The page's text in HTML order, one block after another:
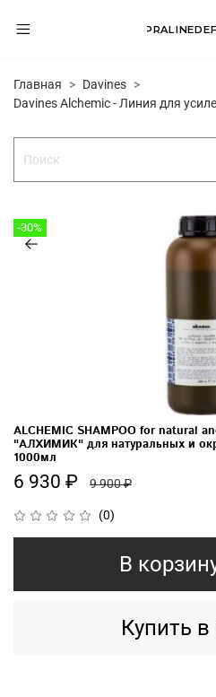
Главная
Davines
Davines Alchemic - Линия для
-30%
(0)
ALCHEMIC SHAMPOO for natural
"АЛХИМИК" для натуральных и
1000мл
6 930 ₽ 9 900 ₽
В
Купить